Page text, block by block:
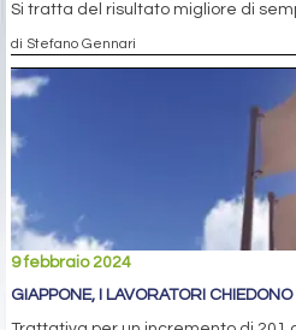
Si tratta del risultato migliore di
di Stefano Gennari
9 febbraio 2024
GIAPPONE, I LAVORATORI CHIEDONO